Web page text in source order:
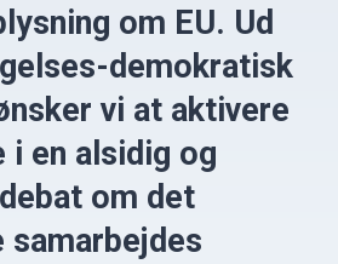
om EU. Ud
demokratisk
vi at aktivere
i en alsidig og
om det